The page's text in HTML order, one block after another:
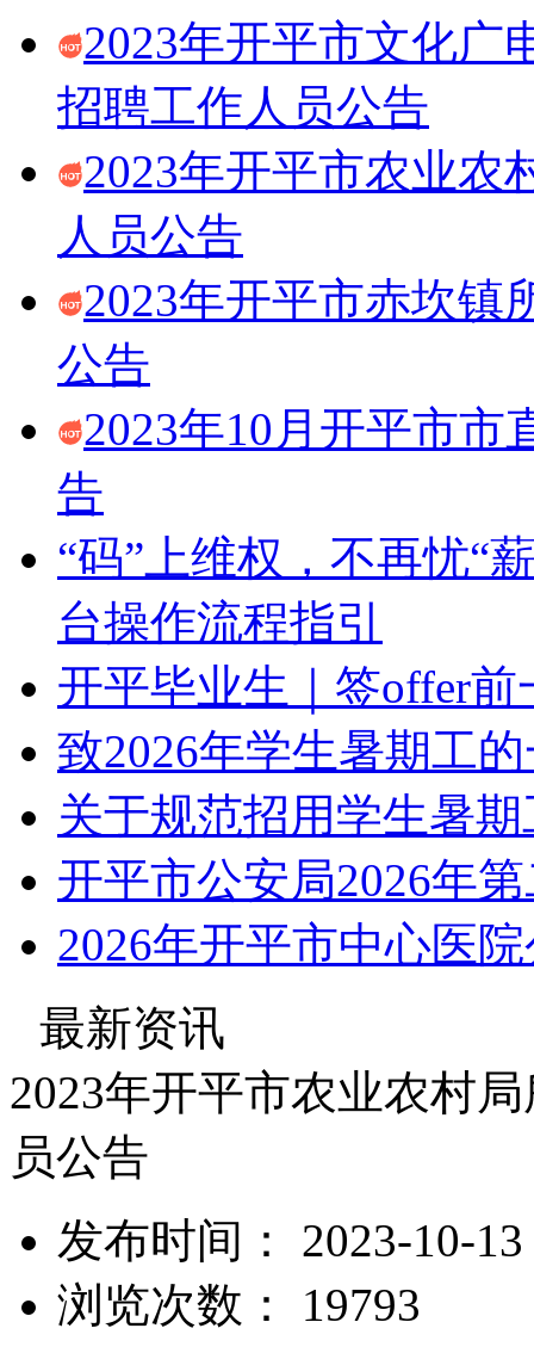
2023年开平市文化广
招聘工作人员公告
2023年开平市农业农
人员公告
2023年开平市赤坎镇
公告
2023年10月开平市市
告
“码”上维权，不再忧
台操作流程指引
开平毕业生｜签offer
致2026年学生暑期工
关于规范招用学生暑
开平市公安局2026年
2026年开平市中心医
最新资讯
2023年开平市农业农村
员公告
发布时间： 2023-10-13
浏览次数： 19793